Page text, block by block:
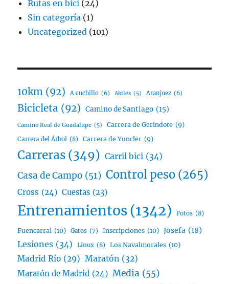
Rutas en bici (24)
Sin categoría (1)
Uncategorized (101)
10km (92) A cuchillo (6) Akiles (5) Aranjuez (6)
Bicicleta (92) Camino de Santiago (15)
Camino Real de Guadalupe (5) Carrera de Gerindote (9)
Carrera del Árbol (8) Carrera de Yuncler (9)
Carreras (349) Carril bici (34)
Casa de Campo (51) Control peso (265)
Cross (24) Cuestas (23)
Entrenamientos(1342) Fotos (8)
Fuencarral (10) Gatos (7) Inscripciones (10) Josefa (18)
Lesiones (34) Linux (8) Los Navalmorales (10)
Madrid Río (29) Maratón (32)
Maratón de Madrid (24) Media (55)